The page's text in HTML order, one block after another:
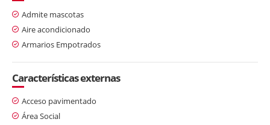
Admite mascotas
Aire acondicionado
Armarios Empotrados
Características externas
Acceso pavimentado
Área Social